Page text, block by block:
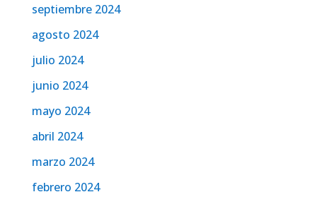
septiembre 2024
agosto 2024
julio 2024
junio 2024
mayo 2024
abril 2024
marzo 2024
febrero 2024